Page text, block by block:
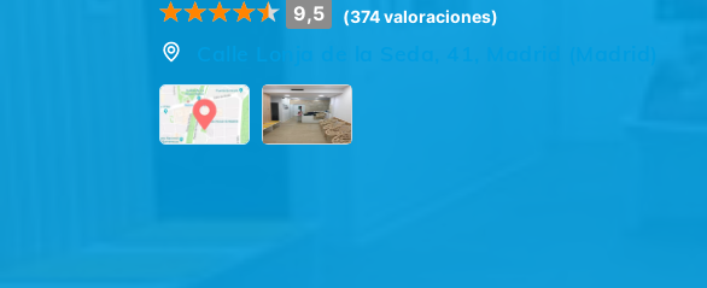
9,5 (374 valoraciones)